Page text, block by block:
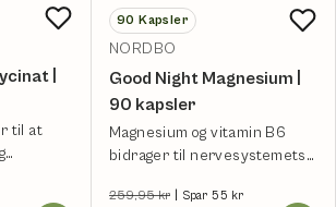
|
til at
90 Kapsler
NORDBO
Good Night Magnesium |
90 kapsler
Magnesium og vitamin B6
bidrager til nervesystemets
259,95 kr Spar 55 kr